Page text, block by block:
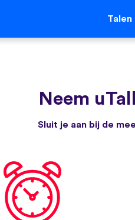
Talen
Neem
Sluit je aan bij de